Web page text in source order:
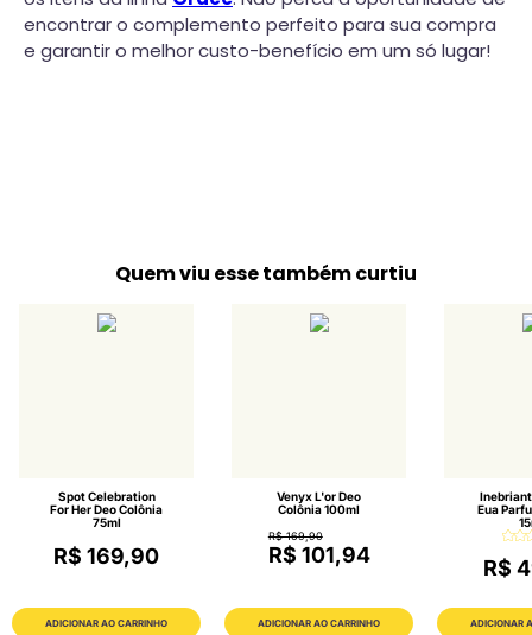
encontrar o complemento perfeito para sua compra
e garantir o melhor custo-benefício em um só lugar!
Quem viu esse também curtiu
Spot Celebration
For Her Deo Colônia
75ml
R$ 169,90
ADICIONAR AO CARRINHO
Venyx L'or Deo
Colônia 100ml
R$ 169,90
R$ 101,94
ADICIONAR AO CARRINHO
Eua
R$
ADICIONAR